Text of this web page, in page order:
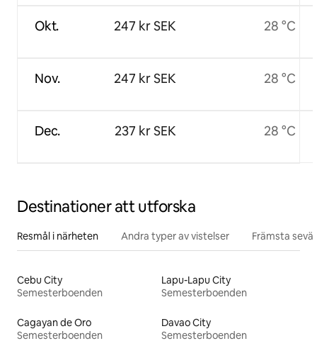
Okt.
Nov.
Dec.
247 kr SEK
247 kr SEK
237 kr SEK
28 °C
28 °C
28 °C
Destinationer att utforska
Resmål i närheten Andra typer av vistelser Främsta
Cebu City
Semesterboenden
Lapu-Lapu City
Semesterboenden
Cagayan de Oro
Semesterboenden
Davao City
Semesterboenden